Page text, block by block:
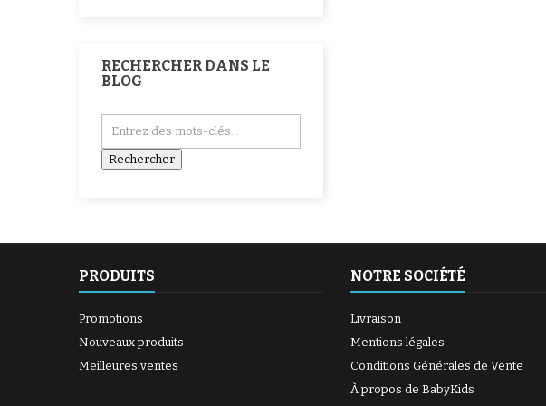
RECHERCHER DANS LE
BLOG
PRODUITS
Promotions
Nouveaux produits
Meilleures ventes
NOTRE SOCIÉTÉ
Livraison
Mentions légales
Conditions Générales de Vente
À propos de BabyKids